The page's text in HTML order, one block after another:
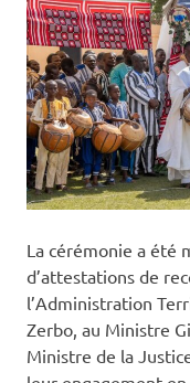
‎La cérémonie a été
d’attestations de
l’Administration
Zerbo, au Ministre
Ministre de la